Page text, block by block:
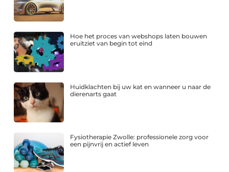
Hoe het proces van webshops laten bouwen
eruitziet van begin tot eind
Huidklachten bij uw kat en wanneer u naar de
dierenarts gaat
Fysiotherapie Zwolle: professionele zorg voor
een pijnvrij en actief leven